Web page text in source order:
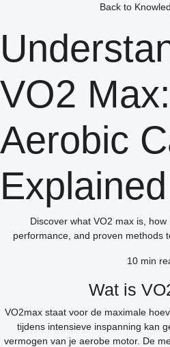
Back to
VO2
Aerobic
Explained
Discover what VO2 max is,
performance, and proven methods
10 min
Wat is
VO2max staat voor de maximale
tijdens intensieve inspanning kan
vermogen van je aerobe motor. De